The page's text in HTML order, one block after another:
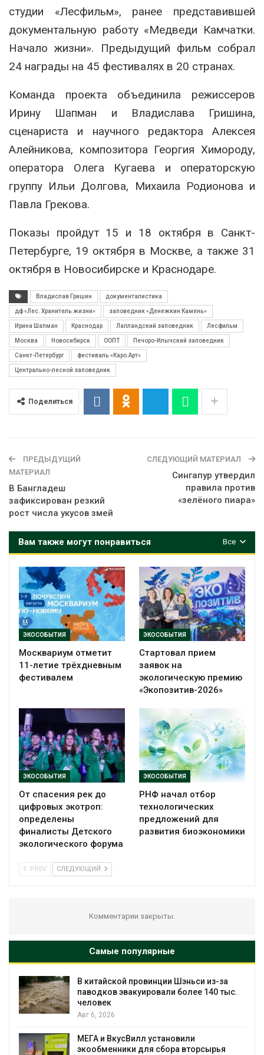
студии «Лесфильм», ранее представившей
документальную работу «Медведи Камчатки.
Начало жизни». Предыдущий фильм собрал
24 награды на 45 фестивалях в 20 странах.
Команда проекта объединила режиссеров
Ирину Шапман и Владислава Гришина,
сценариста и научного редактора Алексея
Алейникова, композитора Георгия Химороду,
оператора Олега Кугаева и операторскую
группу Ильи Долгова, Михаила Родионова и
Павла Грекова.
Показы пройдут 15 и 18 октября в Санкт-
Петербурге, 19 октября в Москве, а также 31
октября в Новосибирске и Краснодаре.
Владислав Гришин документалистика
дф «Лес. Хранитель жизни» заповедник «Денежкин Камень»
Ирина Шапман Краснодар Лапландский заповедник Лесфильм
Москва Новосибирск ООПТ Печоро-Илычский заповедник
Санкт-Петербург фестиваль «Каро.Арт»
Центрально-лесной заповедник
Поделиться
ПРЕДЫДУЩИЙ
МАТЕРИАЛ
В Бангладеш
зафиксирован резкий
рост числа укусов змей
СЛЕДУЮЩИЙ МАТЕРИАЛ
Сингапур утвердил
правила против
«зелёного пиара»
Все
Вам также могут понравиться
ЭКОСОБЫТИЯ
Москвариум отметит
11-летие трёхдневным
фестивалем
ЭКОСОБЫТИЯ
Стартовал прием
заявок на
экологическую премию
«Экопозитив-2026»
ЭКОСОБЫТИЯ
От спасения рек до
цифровых экотроп:
определены
финалисты Детского
экологического форума
ЭКОСОБЫТИЯ
РНФ начал отбор
технологических
предложений для
развития биоэкономики
PREV СЛЕДУЮЩИЙ
Комментарии закрыты.
Самые популярные
В китайской провинции Шэньси из-за
паводков эвакуировали более 140 тыс.
человек
Авг 6, 2026
МЕГА и ВкусВилл установили
экообменники для сбора вторсырья